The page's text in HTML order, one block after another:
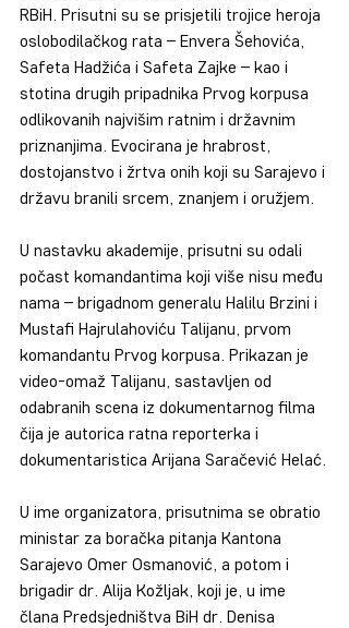
RBiH. Prisutni su se prisjetili trojice heroja
oslobodilačkog rata – Envera Šehovića,
Safeta Hadžića i Safeta Zajke – kao i
stotina drugih pripadnika Prvog korpusa
odlikovanih najvišim ratnim i državnim
priznanjima. Evocirana je hrabrost,
dostojanstvo i žrtva onih koji su Sarajevo i
državu branili srcem, znanjem i oružjem.
U nastavku akademije, prisutni su odali
počast komandantima koji više nisu među
nama – brigadnom generalu Halilu Brzini i
Mustafi Hajrulahoviću Talijanu, prvom
komandantu Prvog korpusa. Prikazan je
video-omaž Talijanu, sastavljen od
odabranih scena iz dokumentarnog filma
čija je autorica ratna reporterka i
dokumentaristica Arijana Saračević Helać.
U ime organizatora, prisutnima se obratio
ministar za boračka pitanja Kantona
Sarajevo Omer Osmanović, a potom i
brigadir dr. Alija Kožljak, koji je, u ime
člana Predsjedništva BiH dr. Denisa